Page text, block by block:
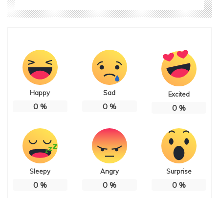
Happy
0%
Sad
0%
Excited
0%
Sleepy
0%
Angry
0%
Surprise
0%